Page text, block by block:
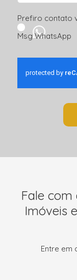
Prefiro contato
Msg WhatsApp
Fale
Imóveis
Entre em